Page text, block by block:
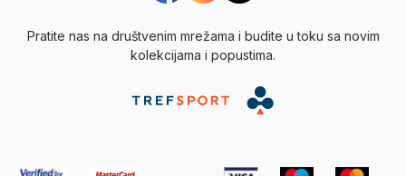
Pratite nas na društvenim mrežama i budite u toku sa novim
kolekcijama i popustima.